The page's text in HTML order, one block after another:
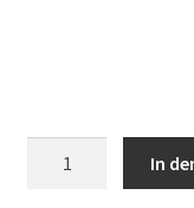
In